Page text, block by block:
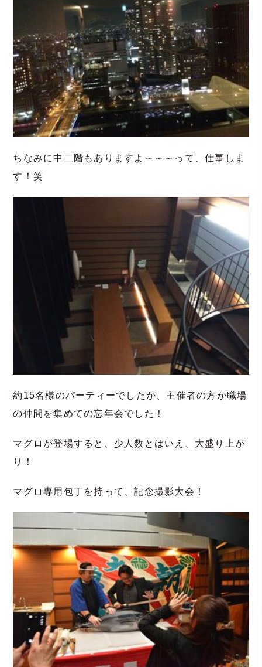
ちなみに中二階もありますよ～～～って、仕事しま
す！笑
約15名様のパーティーでしたが、主催者の方が職場
の仲間を集めての忘年会でした！
マグロが登場すると、少人数とはいえ、大盛り上が
り！
マグロ専用包丁を持って、記念撮影大会！